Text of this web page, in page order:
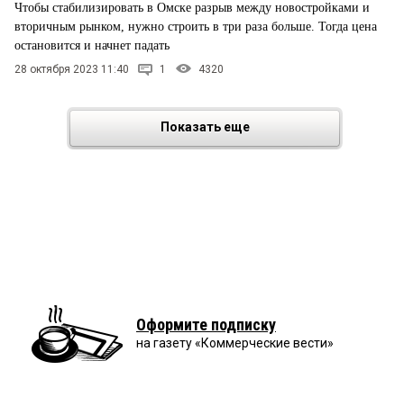
Чтобы стабилизировать в Омске разрыв между новостройками и
вторичным рынком, нужно строить в три раза больше. Тогда цена
остановится и начнет падать
28 октября 2023 11:40 1 4320
Показать еще
Оформите подписку
на газету «Коммерческие вести»